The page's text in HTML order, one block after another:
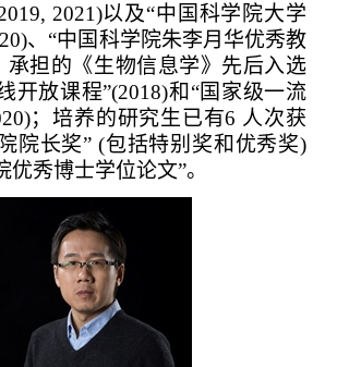
2021)以及“中国科学院大学
、“中国科学院朱李月华优秀教
承担的《生物信息学》先后入选
开放课程”(2018)和“国家级一流
；培养的研究生已有6 人次获
院长奖” (包括特别奖和优秀奖)
优秀博士学位论文”。